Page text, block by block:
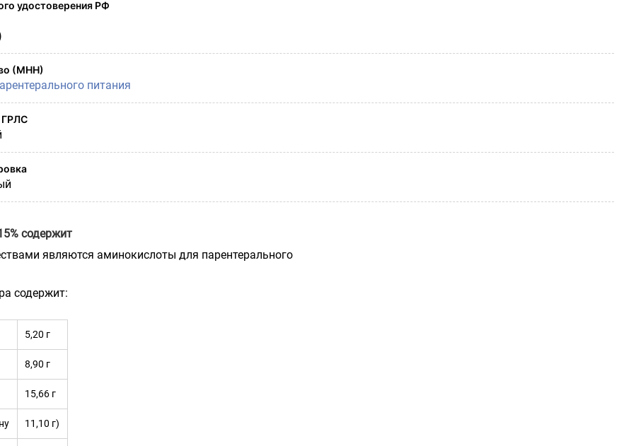
удостоверения РФ
(МНН)
питания
ГРЛС
содержит
являются аминокислоты для парентерального
содержит:
5,20 г
8,90 г
15,66 г
11,10 г)